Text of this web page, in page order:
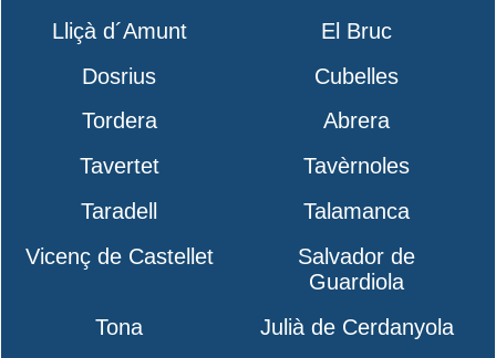
Lliçà d´Amunt
El Bruc
Dosrius
Cubelles
Tordera
Abrera
Tavertet
Tavèrnoles
Taradell
Talamanca
Vicenç de Castellet
Salvador de
Guardiola
Tona
Julià de Cerdanyola